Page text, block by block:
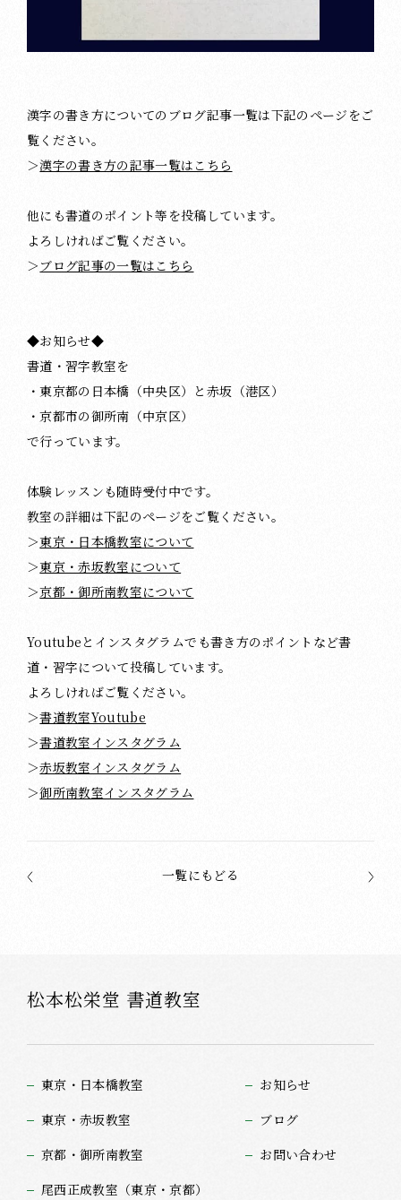
漢字の書き方についてのブログ記事一覧は下記のページをご
覧ください。
＞漢字の書き方の記事一覧はこちら
他にも書道のポイント等を投稿しています。
よろしければご覧ください。
＞ ブログ記事の一覧はこちら
◆お知らせ◆
書道・習字教室を
・東京都の日本橋（中央区）と赤坂（港区）
・京都市の御所南（中京区）
で行っています。
体験レッスンも随時受付中です。
教室の詳細は下記のページをご覧ください。
＞東京・日本橋教室について
＞東京・赤坂教室について
＞京都・御所南教室について
Youtubeとインスタグラムでも書き方のポイントなど書
道・習字について投稿しています。
よろしければご覧ください。
＞書道教室Youtube
＞書道教室インスタグラム
＞赤坂教室インスタグラム
＞御所南教室インスタグラム
一覧にもどる
松本松栄堂 書道教室
東京・日本橋教室
東京・赤坂教室
京都・御所南教室
尾西正成教室（東京・京都）
お知らせ
ブログ
お問い合わせ